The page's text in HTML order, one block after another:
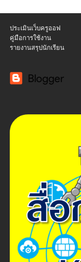
ประเมินเว็บครูออฟ
คู่มือการใช้งาน
รายงานสรุปนักเรียน